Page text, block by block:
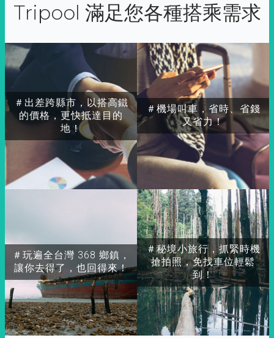
Tripool 滿足您各種搭乘需求
＃出差跨縣市，以搭高鐵
的價格，更快抵達目的
地！
＃玩遍全台灣 368 鄉鎮，
讓你去得了，也回得來！
＃秘境小旅行，抓緊時機
搶拍照，免找車位輕鬆
到！
＃機場叫車，省時、省錢
又省力！